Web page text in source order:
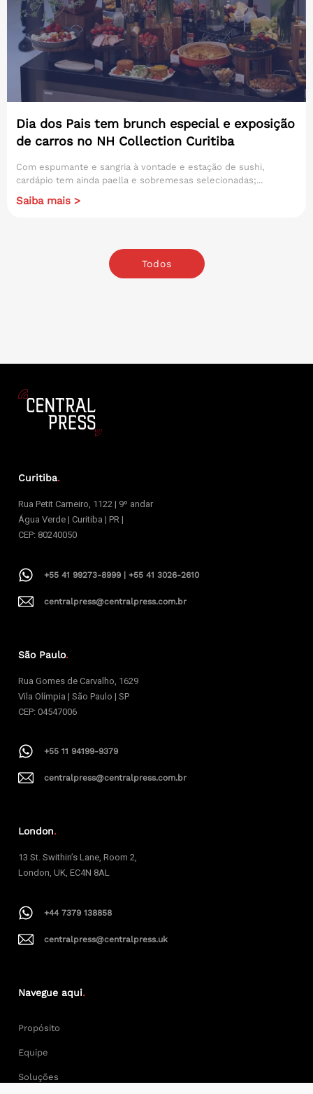
Dia dos Pais tem brunch especial e exposição
de carros no NH Collection Curitiba
Com espumante e sangria à vontade e estação de sushi,
cardápio tem ainda paella e sobremesas selecionadas;...
Saiba mais >
Todos
Curitiba.
Rua Petit Carneiro, 1122 | 9º andar
Água Verde | Curitiba | PR |
CEP: 80240050
+55 41 99273-8999 | +55 41 3026-2610
centralpress@centralpress.com.br
São Paulo.
Rua Gomes de Carvalho, 1629
Vila Olímpia | São Paulo | SP
CEP: 04547006
+55 11 94199-9379
centralpress@centralpress.com.br
London.
13 St. Swithin’s Lane, Room 2,
London, UK, EC4N 8AL
+44 7379 138858
centralpress@centralpress.uk
Navegue aqui.
Propósito
Equipe
Soluções